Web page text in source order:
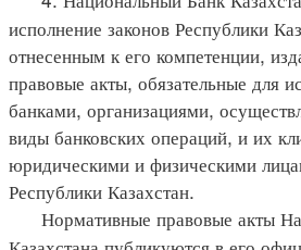
исполнение законов Республики
отнесенным к его компетенции,
правовые акты, обязательные для
банками, организациями,
виды банковских операций, и их
юридическими и физическими
Республики Казахстан.
Нормативные правовые акты